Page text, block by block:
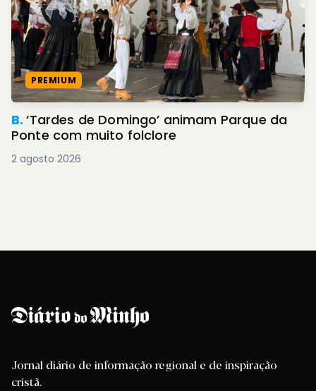
PREMIUM
B.‘Tardes de Domingo’ animam Parque da
Ponte com muito folclore
2 agosto 2026
Jornal diário de informação regional e de inspiração
cristã.